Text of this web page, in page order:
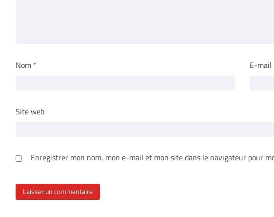
Nom * E-mail
Site web
Enregistrer mon nom, mon e-mail et mon site dans le navigateur pour